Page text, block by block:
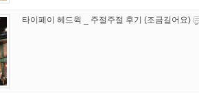
타이페이 헤드윅 _ 주절주절 후기 (조금길어요)